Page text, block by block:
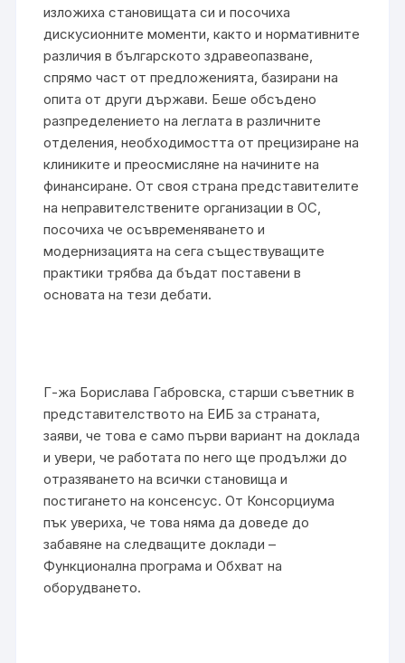
изложиха становищата си и посочиха
дискусионните моменти, както и нормативните
различия в българското здравеопазване,
спрямо част от предложенията, базирани на
опита от други държави. Беше обсъдено
разпределението на леглата в различните
отделения, необходимостта от прецизиране на
клиниките и преосмисляне на начините на
финансиране. От своя страна представителите
на неправителствените организации в ОС,
посочиха че осъвременяването и
модернизацията на сега съществуващите
практики трябва да бъдат поставени в
основата на тези дебати.
Г-жа Борислава Габровска, старши съветник в
представителството на ЕИБ за страната,
заяви, че това е само първи вариант на доклада
и увери, че работата по него ще продължи до
отразяването на всички становища и
постигането на консенсус. От Консорциума
пък увериха, че това няма да доведе до
забавяне на следващите доклади –
Функционална програма и Обхват на
оборудването.